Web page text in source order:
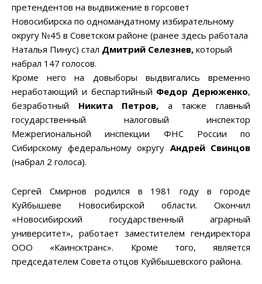
претендентов на выдвижение в горсовет
Новосибирска по одномандатному избирательному
округу №45 в Советском районе (ранее здесь работала
Наталья Пинус) стал Дмитрий Селезнев, который
набрал 147 голосов.
Кроме него на довыборы выдвигались временно
неработающий и беспартийный Федор Дерюженко,
безработный Никита Петров, а также главный
государственный налоговый инспектор
Межрегиональной инспекции ФНС России по
Сибирскому федеральному округу Андрей Свинцов
(набрал 2 голоса).
Сергей Смирнов родился в 1981 году в городе
Куйбышеве Новосибирской области. Окончил
«Новосибирский государственный аграрный
университет», работает заместителем гендиректора
ООО «Каинсктранс». Кроме того, является
председателем Совета отцов Куйбышевского района.